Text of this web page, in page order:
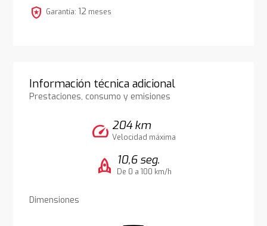
local_police Garantía: 12 meses
Información técnica adicional
Prestaciones, consumo y emisiones
speed 204 km
Velocidad máxima
rocket 10,6 seg.
De 0 a 100 km/h
Dimensiones